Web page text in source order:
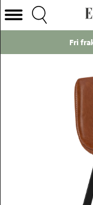
Oregon låg barstol
Välj Kategori
Fri